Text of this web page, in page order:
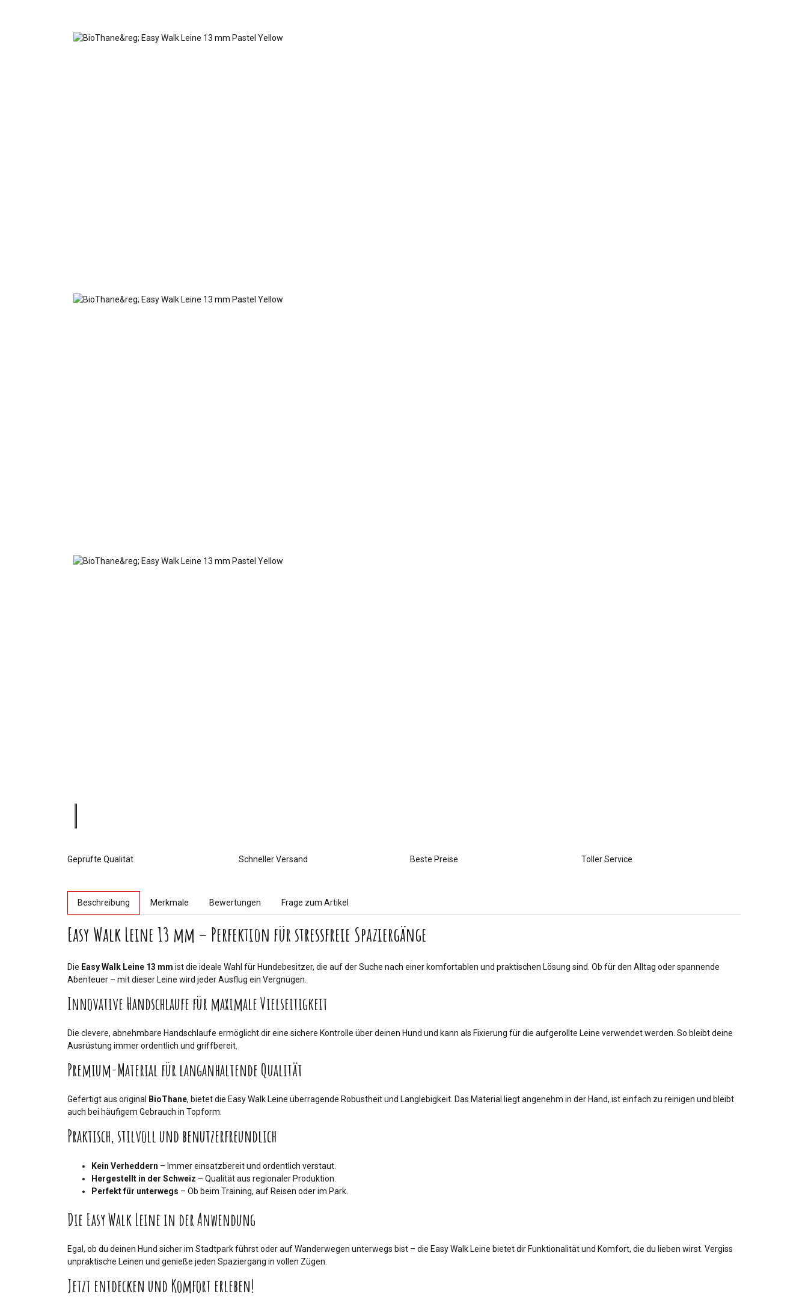
Geprüfte Qualität Schneller Versand Beste Preise Toller Service
Beschreibung Merkmale Bewertungen Frage zum Artikel
Easy Walk Leine 13 mm – Perfektion für stressfreie Spaziergänge
Die Easy Walk Leine 13 mm ist die ideale Wahl für Hundebesitzer, die auf der Suche nach einer komfortablen und praktischen Lösung sind. Ob für den Alltag oder spannende
Abenteuer – mit dieser Leine wird jeder Ausflug ein Vergnügen.
Innovative Handschlaufe für maximale Vielseitigkeit
Die clevere, abnehmbare Handschlaufe ermöglicht dir eine sichere Kontrolle über deinen Hund und kann als Fixierung für die aufgerollte Leine verwendet werden. So bleibt deine
Ausrüstung immer ordentlich und griffbereit.
Premium-Material für langanhaltende Qualität
Gefertigt aus original BioThane, bietet die Easy Walk Leine überragende Robustheit und Langlebigkeit. Das Material liegt angenehm in der Hand, ist einfach zu reinigen und bleibt
auch bei häufigem Gebrauch in Topform.
Praktisch, stilvoll und benutzerfreundlich
Kein Verheddern – Immer einsatzbereit und ordentlich verstaut.
Hergestellt in der Schweiz – Qualität aus regionaler Produktion.
Perfekt für unterwegs – Ob beim Training, auf Reisen oder im Park.
Die Easy Walk Leine in der Anwendung
Egal, ob du deinen Hund sicher im Stadtpark führst oder auf Wanderwegen unterwegs bist – die Easy Walk Leine bietet dir Funktionalität und Komfort, die du lieben wirst. Vergiss
unpraktische Leinen und genieße jeden Spaziergang in vollen Zügen.
Jetzt entdecken und Komfort erleben!